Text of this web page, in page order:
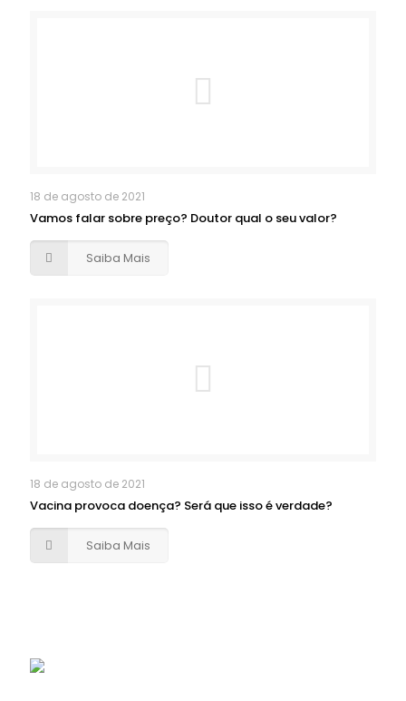
18 de agosto de 2021
Vamos falar sobre preço? Doutor qual o seu valor?
Saiba Mais
18 de agosto de 2021
Vacina provoca doença? Será que isso é verdade?
Saiba Mais